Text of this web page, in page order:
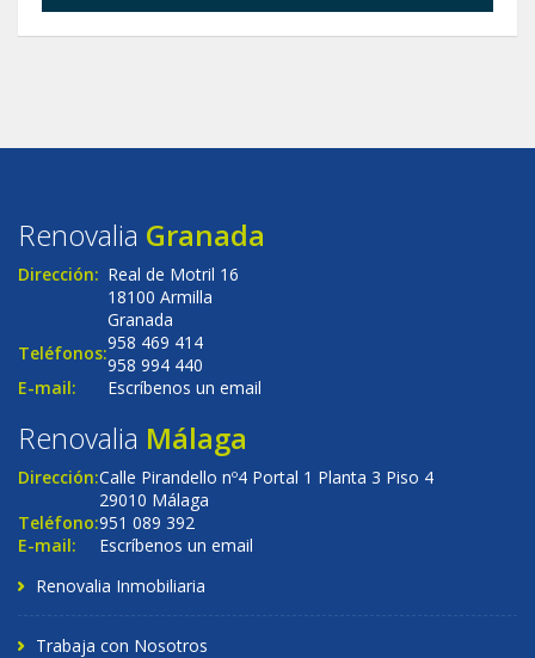
Renovalia Granada
Dirección: Real de Motril 16
18100 Armilla
Granada
Teléfonos:958 469 414
958 994 440
E-mail:
Escríbenos un email
Renovalia Málaga
Dirección:Calle Pirandello nº4 Portal 1 Planta 3 Piso 4
29010 Málaga
Teléfono:951 089 392
E-mail:
Escríbenos un email
Renovalia Inmobiliaria
Trabaja con Nosotros